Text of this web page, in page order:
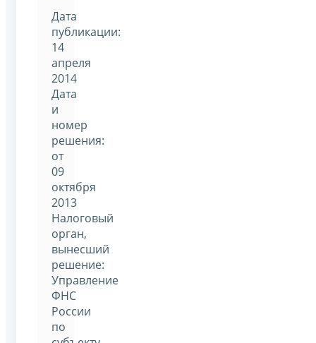
Дата
публикации:
14
апреля
2014
Дата
и
номер
решения:
от
09
октября
2013
Налоговый
орган,
вынесший
решение:
Управление
ФНС
России
по